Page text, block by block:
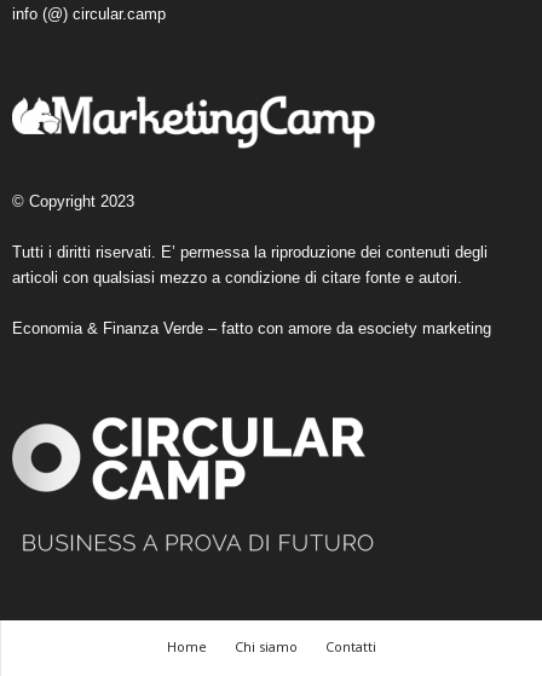
info (@) circular.camp
© Copyright 2023
Tutti i diritti riservati. E’ permessa la riproduzione dei contenuti degli
articoli con qualsiasi mezzo a condizione di citare fonte e autori.
Economia & Finanza Verde – fatto con amore da esociety marketing
Home Chi siamo
Contatti